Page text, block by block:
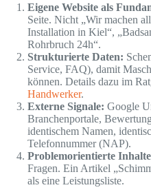
Eigene Website als
Seite. Nicht „Wir machen
Installation in Kiel“,
Rohrbruch 24h“.
Strukturierte Daten:
Service, FAQ), damit
können. Details dazu im
Handwerker.
Externe Signale: Google
Branchenportale,
identischem Namen,
Telefonnummer (NAP).
Problemorientierte
Fragen. Ein Artikel
als eine Leistungsliste.